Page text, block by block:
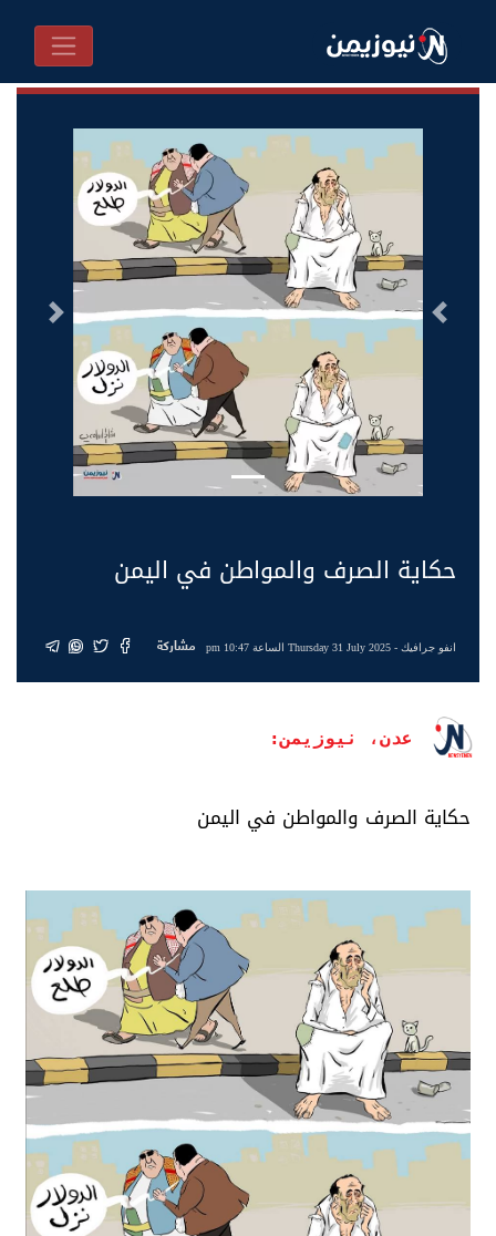
السابق التالى
حكاية الصرف والمواطن في اليمن
انفو جرافيك- Thursday 31 July 2025 الساعة 10:47 pm مشاركة
عدن، نيوزيمن:
حكاية الصرف والمواطن في اليمن